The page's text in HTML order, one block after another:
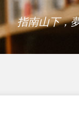
指南山下，